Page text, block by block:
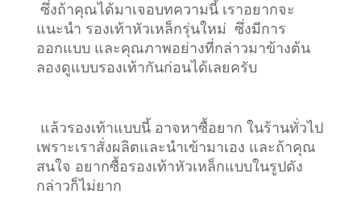
ซึ่งถ้าคุณได้มาเจอบทความนี้ เราอยากจะ
แนะนำ รองเท้าหัวเหล็กรุ่นใหม่ ซึ่งมีการ
ออกแบบ และคุณภาพอย่างที่กล่าวมาข้างต้น
ลองดูแบบรองเท้ากันก่อนได้เลยครับ
แล้วรองเท้าแบบนี้ อาจหาซื้อยาก ในร้านทั่วไป
เพราะเราสั่งผลิตและนำเข้ามาเอง และถ้าคุณ
สนใจ อยากซื้อรองเท้าหัวเหล็กแบบในรูปดัง
กล่าวก็ไม่ยาก